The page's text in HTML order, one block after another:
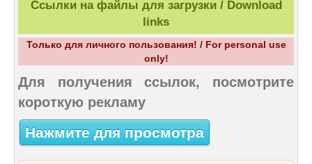
Ссылки на файлы для загрузки / Download
links
Только для личного пользования! / For personal use
only!
Для получения ссылок, посмотрите
короткую рекламу
Нажмите для просмотра